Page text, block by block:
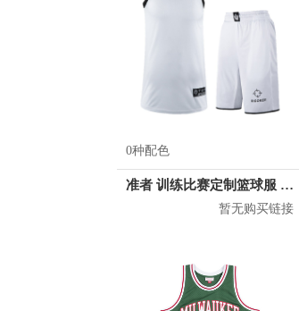
0种配色
准者 训练比赛定制篮球服 Z17110105
暂无购买链接